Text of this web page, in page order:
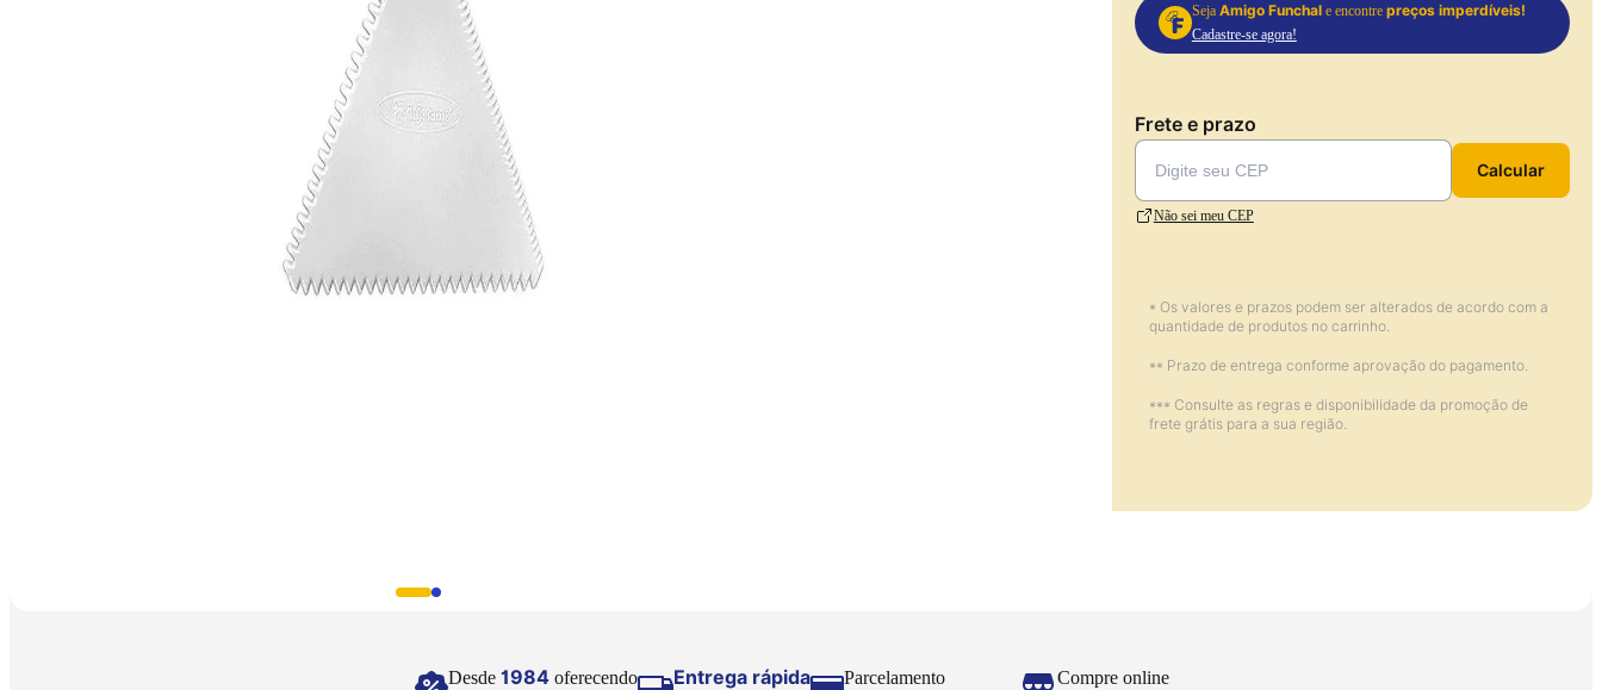
Seja Amigo Funchale encontre preços imperdíveis!
Cadastre-se agora!
Frete e prazo
Calcular
Não sei meu CEP
* Os valores e prazos podem ser alterados de acordo com a
quantidade de produtos no carrinho.
** Prazo de entrega conforme aprovação do pagamento.
*** Consulte as regras e disponibilidade da promoção de
frete grátis para a sua região.
Desde 1984 oferecendo
Entrega rápida
Parcelamento
Compre online